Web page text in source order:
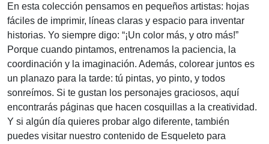
En esta colección pensamos en pequeños artistas: hojas
fáciles de imprimir, líneas claras y espacio para inventar
historias. Yo siempre digo: “¡Un color más, y otro más!”
Porque cuando pintamos, entrenamos la paciencia, la
coordinación y la imaginación. Además, colorear juntos es
un planazo para la tarde: tú pintas, yo pinto, y todos
sonreímos. Si te gustan los personajes graciosos, aquí
encontrarás páginas que hacen cosquillas a la creatividad.
Y si algún día quieres probar algo diferente, también
puedes visitar nuestro contenido de Esqueleto para